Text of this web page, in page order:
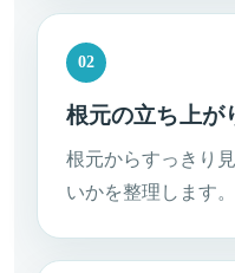
02
根元の立ち上が
根元からすっきり
いかを整理します。